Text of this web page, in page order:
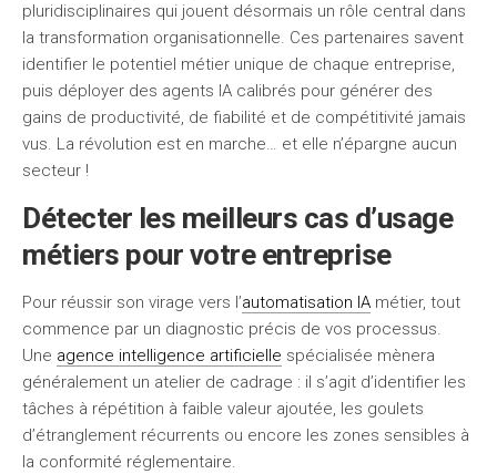
pluridisciplinaires qui jouent désormais un rôle central dans
la transformation organisationnelle. Ces partenaires savent
identifier le potentiel métier unique de chaque entreprise,
puis déployer des agents IA calibrés pour générer des
gains de productivité, de fiabilité et de compétitivité jamais
vus. La révolution est en marche… et elle n’épargne aucun
secteur !
Détecter les meilleurs cas d’usage
métiers pour votre entreprise
Pour réussir son virage vers l’automatisation IA métier, tout
commence par un diagnostic précis de vos processus.
Une agence intelligence artificielle spécialisée mènera
généralement un atelier de cadrage : il s’agit d’identifier les
tâches à répétition à faible valeur ajoutée, les goulets
d’étranglement récurrents ou encore les zones sensibles à
la conformité réglementaire.